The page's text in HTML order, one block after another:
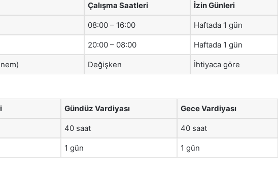
Çalışma Saatleri İzin Günleri
08:00 – 16:00 Haftada 1 gün
20:00 – 08:00 Haftada 1 gün
Değişken İhtiyaca göre
Gündüz Vardiyası Gece Vardiyası
40 saat 40 saat
1 gün 1 gün